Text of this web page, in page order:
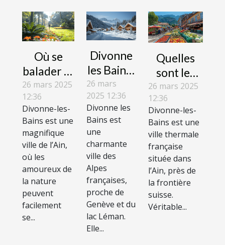
Où se
balader et
profiter
des loisirs
extérieurs
?
26 mars 2025
12:36
Divonne-les-
Bains est une
magnifique
ville de l’Ain,
où les
amoureux de
la nature
peuvent
facilement
se...
Divonne
les Bains :
les
stations
de ski à
proximité
26 mars
2025 12:36
Divonne les
Bains est
une
charmante
ville des
Alpes
françaises,
proche de
Genève et du
lac Léman.
Elle...
Quelles
sont les
activités
pratiquées
dans la
ville de
Divonne-
les-Bains ?
26 mars 2025
12:36
Divonne-les-
Bains est une
ville thermale
française
située dans
l’Ain, près de
la frontière
suisse.
Véritable...